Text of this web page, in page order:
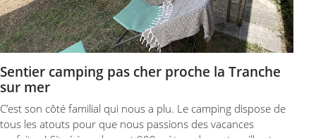
Sentier camping pas cher proche la Tranche
sur mer
C’est son côté familial qui nous a plu. Le camping dispose de
tous les atouts pour que nous passions des vacances